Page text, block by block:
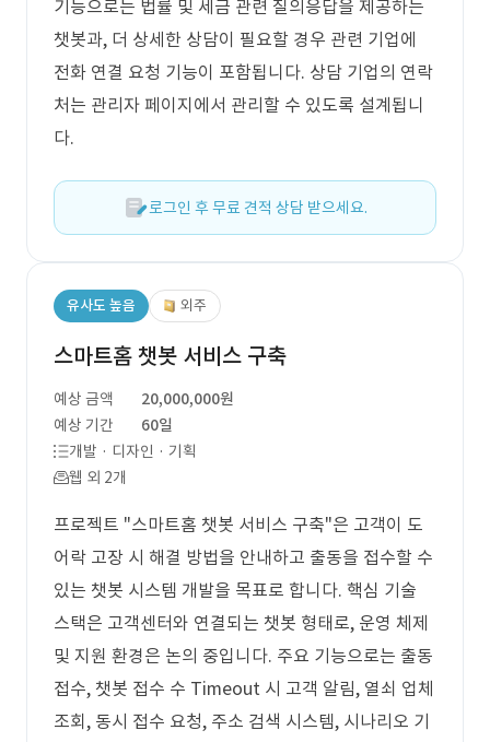
기능으로는 법률 및 세금 관련 질의응답을 제공하는
챗봇과, 더 상세한 상담이 필요할 경우 관련 기업에
전화 연결 요청 기능이 포함됩니다. 상담 기업의 연락
처는 관리자 페이지에서 관리할 수 있도록 설계됩니
다.
로그인 후 무료 견적 상담 받으세요.
유사도 높음 외주
스마트홈 챗봇 서비스 구축
예상 금액
20,000,000원
예상 기간
60일
개발 · 디자인 · 기획
웹 외 2개
프로젝트 "스마트홈 챗봇 서비스 구축"은 고객이 도
어락 고장 시 해결 방법을 안내하고 출동을 접수할 수
있는 챗봇 시스템 개발을 목표로 합니다. 핵심 기술
스택은 고객센터와 연결되는 챗봇 형태로, 운영 체제
및 지원 환경은 논의 중입니다. 주요 기능으로는 출동
접수, 챗봇 접수 수 Timeout 시 고객 알림, 열쇠 업체
조회, 동시 접수 요청, 주소 검색 시스템, 시나리오 기